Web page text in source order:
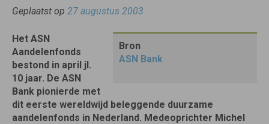
Geplaatst op 27 augustus 2003
Bron
ASN Bank
Het ASN
Aandelenfonds
bestond in april jl.
10 jaar. De ASN
Bank pionierde met
dit eerste wereldwijd beleggende duurzame
aandelenfonds in Nederland. Medeoprichter Michel